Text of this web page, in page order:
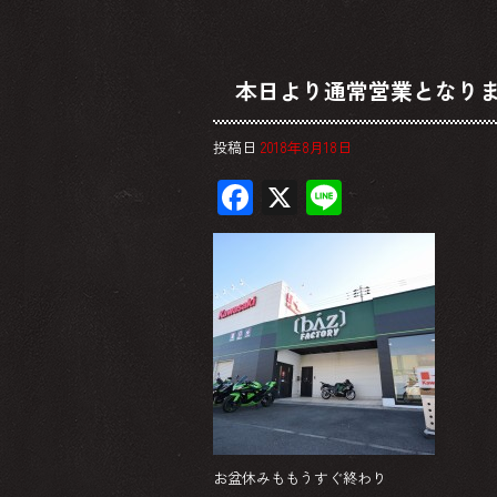
本日より通常営業となり
投稿日 2018年8月18日
F
ac
e
b
o
ok
X Li
ne
お盆休みももうすぐ終わり